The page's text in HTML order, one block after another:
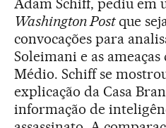
Adam Schiff, pediu em
Washington Postque
convocações para
Soleimani e as
Médio. Schiff se
explicação da Casa
informação de